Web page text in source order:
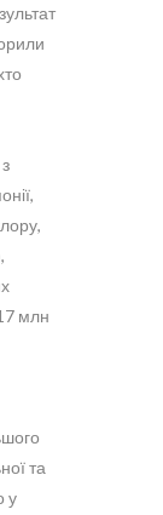
млн
та
у